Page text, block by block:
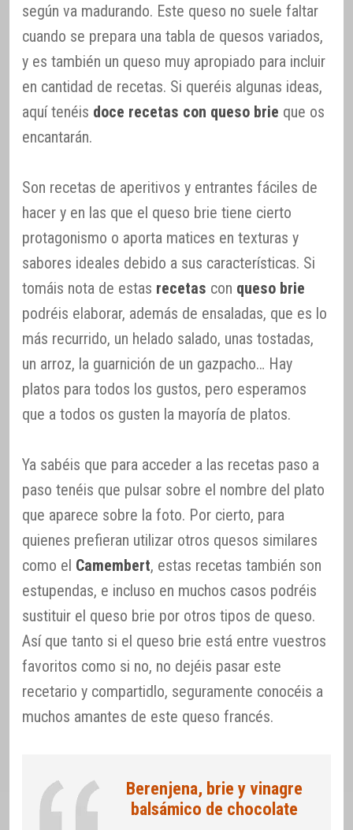
según va madurando. Este queso no suele faltar
cuando se prepara una tabla de quesos variados,
y es también un queso muy apropiado para incluir
en cantidad de recetas. Si queréis algunas ideas,
aquí tenéis doce recetas con queso brie que os
encantarán.
Son recetas de aperitivos y entrantes fáciles de
hacer y en las que el queso brie tiene cierto
protagonismo o aporta matices en texturas y
sabores ideales debido a sus características. Si
tomáis nota de estas recetas con queso brie
podréis elaborar, además de ensaladas, que es lo
más recurrido, un helado salado, unas tostadas,
un arroz, la guarnición de un gazpacho… Hay
platos para todos los gustos, pero esperamos
que a todos os gusten la mayoría de platos.
Ya sabéis que para acceder a las recetas paso a
paso tenéis que pulsar sobre el nombre del plato
que aparece sobre la foto. Por cierto, para
quienes prefieran utilizar otros quesos similares
como el Camembert, estas recetas también son
estupendas, e incluso en muchos casos podréis
sustituir el queso brie por otros tipos de queso.
Así que tanto si el queso brie está entre vuestros
favoritos como si no, no dejéis pasar este
recetario y compartidlo, seguramente conocéis a
muchos amantes de este queso francés.
Berenjena, brie y vinagre
balsámico de chocolate